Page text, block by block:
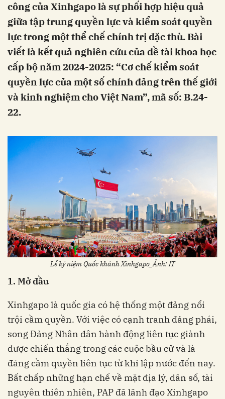
công của Xinhgapo là sự phối hợp hiệu quả
giữa tập trung quyền lực và kiểm soát quyền
lực trong một thể chế chính trị đặc thù. Bài
viết là kết quả nghiên cứu của đề tài khoa học
cấp bộ năm 2024-2025: “Cơ chế kiểm soát
quyền lực của một số chính đảng trên thế giới
và kinh nghiệm cho Việt Nam”, mã số: B.24-
22.
Lễ kỷ niệm Quốc khánh Xinhgapo_Ảnh: IT
1. Mở đầu
Xinhgapo là quốc gia có hệ thống một đảng nổi
trội cầm quyền. Với việc có cạnh tranh đảng phái,
song Đảng Nhân dân hành động liên tục giành
được chiến thắng trong các cuộc bầu cử và là
đảng cầm quyền liên tục từ khi lập nước đến nay.
Bất chấp những hạn chế về mặt địa lý, dân số, tài
nguyên thiên nhiên, PAP đã lãnh đạo Xinhgapo